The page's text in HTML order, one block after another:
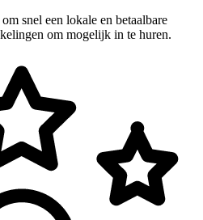
om snel een lokale en betaalbare
om mogelijk in te huren.